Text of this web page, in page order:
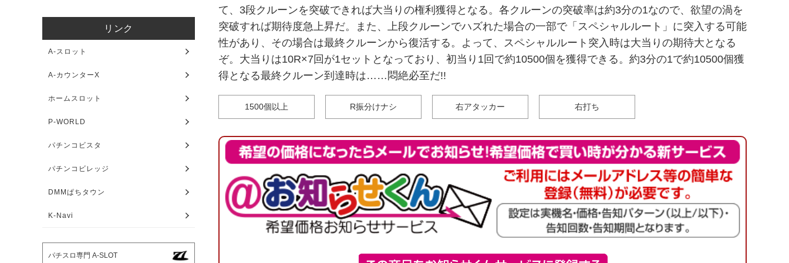
て、3段クルーンを突破できれば大当りの権利獲得となる。各クルーンの突破率は約3分の1なので、欲望の渦を
突破すれば期待度急上昇だ。また、上段クルーンでハズれた場合の一部で「スペシャルルート」に突入する可能
性があり、その場合は最終クルーンから復活する。よって、スペシャルルート突入時は大当りの期待大となる
ぞ。大当りは10R×7回が1セットとなっており、初当り1回で約10500個を獲得できる。約3分の1で約10500個獲
得となる最終クルーン到達時は……悶絶必至だ!!
1500個以上 R振分けナシ 右アタッカー 右打ち
リンク
A-スロット
A-カウンターX
ホームスロット
P-WORLD
パチンコビスタ
パチンコビレッジ
DMMぱちタウン
K-Navi
パチスロ専門 A-SLOT